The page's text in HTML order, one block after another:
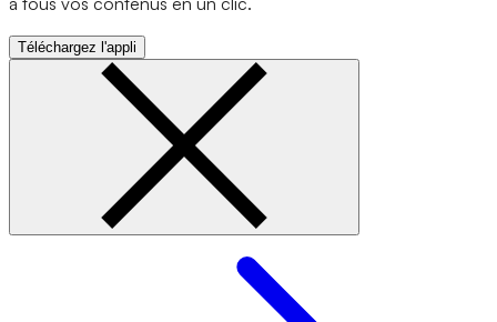
Téléchargez l'appli